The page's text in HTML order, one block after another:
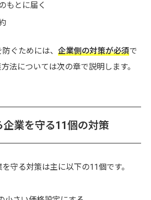
もとに届く
ぐためには、 企業側の対策が必須で
法については次の章で説明します。
企業を守る11個の対策
守る対策は主に以下の11個です。